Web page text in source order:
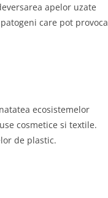
apelor uzate
care pot provoca
ecosistemelor
cosmetice si textile.
de plastic.